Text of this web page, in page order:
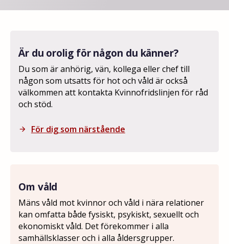
Är du orolig för någon du känner?
Du som är anhörig, vän, kollega eller chef till
någon som utsatts för hot och våld är också
välkommen att kontakta Kvinnofridslinjen för råd
och stöd.
arrow_forward För dig som närstående
Om våld
Mäns våld mot kvinnor och våld i nära relationer
kan omfatta både fysiskt, psykiskt, sexuellt och
ekonomiskt våld. Det förekommer i alla
samhällsklasser och i alla åldersgrupper.